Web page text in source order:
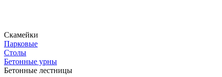
Скамейки
Парковые
Столы
Бетонные урны
Бетонные лестницы